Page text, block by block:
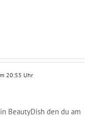
20:55 Uhr
BeautyDish den du am